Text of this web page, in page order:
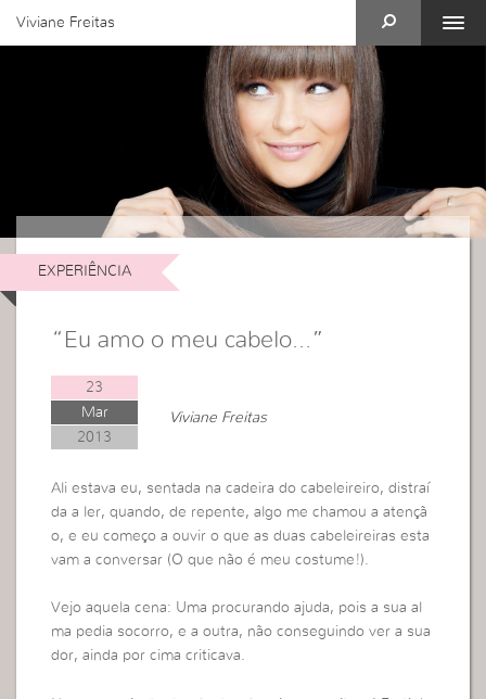
Viviane Freitas
EXPERIÊNCIA
“Eu amo o meu cabelo…”
23
Mar
2013
Viviane Freitas
Ali estava eu, sentada na cadeira do cabeleireiro, distraí
da a ler, quando, de repente, algo me chamou a atençã
o, e eu começo a ouvir o que as duas cabeleireiras esta
vam a conversar (O que não é meu costume!).
Vejo aquela cena: Uma procurando ajuda, pois a sua al
ma pedia socorro, e a outra, não conseguindo ver a sua
dor, ainda por cima criticava.